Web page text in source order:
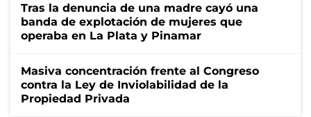
Tras la denuncia de una madre cayó una
banda de explotación de mujeres que
operaba en La Plata y Pinamar
Masiva concentración frente al Congreso
contra la Ley de Inviolabilidad de la
Propiedad Privada